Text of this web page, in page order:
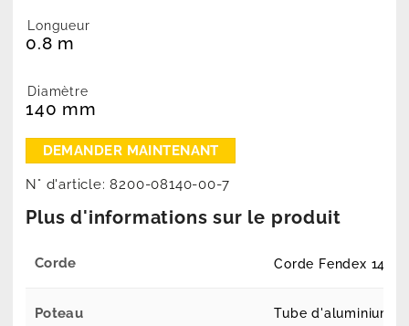
Longueur
0.8 m
Diamètre
140 mm
N° d'article:8200-08140-00-7
Plus d'informations sur le produit
Corde Corde Fendex 140
Poteau Tube d'aluminium